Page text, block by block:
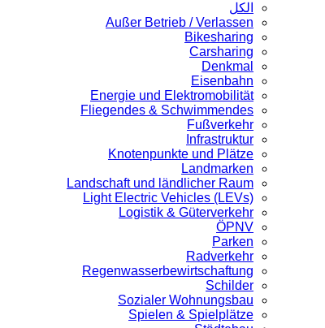
الكل
Außer Betrieb / Verlassen
Bikesharing
Carsharing
Denkmal
Eisenbahn
Energie und Elektromobilität
Fliegendes & Schwimmendes
Fußverkehr
Infrastruktur
Knotenpunkte und Plätze
Landmarken
Landschaft und ländlicher Raum
Light Electric Vehicles (LEVs)
Logistik & Güterverkehr
ÖPNV
Parken
Radverkehr
Regenwasserbewirtschaftung
Schilder
Sozialer Wohnungsbau
Spielen & Spielplätze